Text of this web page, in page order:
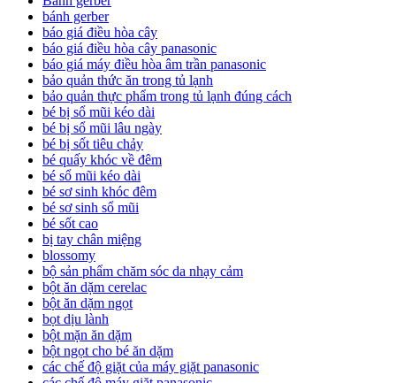
bánh gerber
báo giá điều hòa cây
báo giá điều hòa cây panasonic
báo giá máy điều hòa âm trần panasonic
bảo quản thức ăn trong tủ lạnh
bảo quản thực phẩm trong tủ lạnh đúng cách
bé bị sổ mũi kéo dài
bé bị sổ mũi lâu ngày
bé bị sốt tiêu chảy
bé quấy khóc về đêm
bé sổ mũi kéo dài
bé sơ sinh khóc đêm
bé sơ sinh sổ mũi
bé sốt cao
bị tay chân miệng
blossomy
bộ sản phẩm chăm sóc da nhạy cảm
bột ăn dặm cerelac
bột ăn dặm ngọt
bọt dịu lành
bột mặn ăn dặm
bột ngọt cho bé ăn dặm
các chế độ giặt của máy giặt panasonic